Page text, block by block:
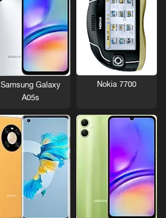
Nokia 7700
Samsung Galaxy
A05s